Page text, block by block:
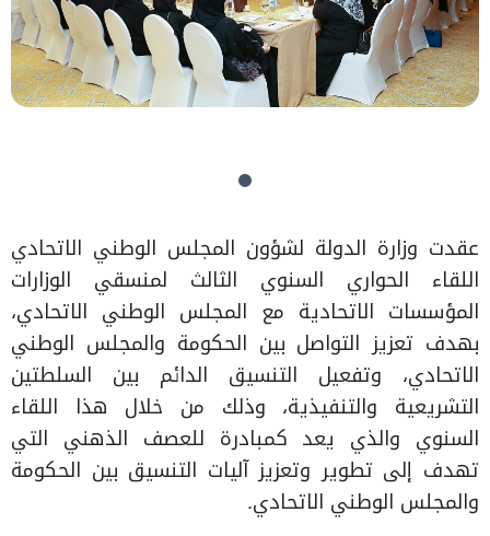
عقدت وزارة الدولة لشؤون المجلس الوطني الاتحادي
اللقاء الحواري السنوي الثالث لمنسقي الوزارات
المؤسسات الاتحادية مع المجلس الوطني الاتحادي،
بهدف تعزيز التواصل بين الحكومة والمجلس الوطني
الاتحادي، وتفعيل التنسيق الدائم بين السلطتين
التشريعية والتنفيذية، وذلك من خلال هذا اللقاء
السنوي والذي يعد كمبادرة للعصف الذهني التي
تهدف إلى تطوير وتعزيز آليات التنسيق بين الحكومة
والمجلس الوطني الاتحادي.